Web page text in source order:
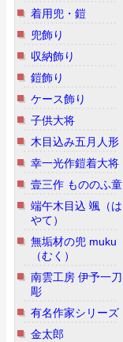
着用兜・鎧
兜飾り
収納飾り
鎧飾り
ケース飾り
子供大将
木目込み五月人形
幸一光作鎧着大将
壹三作 もののふ童
端午木目込 颯（は
やて）
無垢材の兜 muku
（むく）
南雲工房 伊予一刀
彫
有名作家シリーズ
金太郎